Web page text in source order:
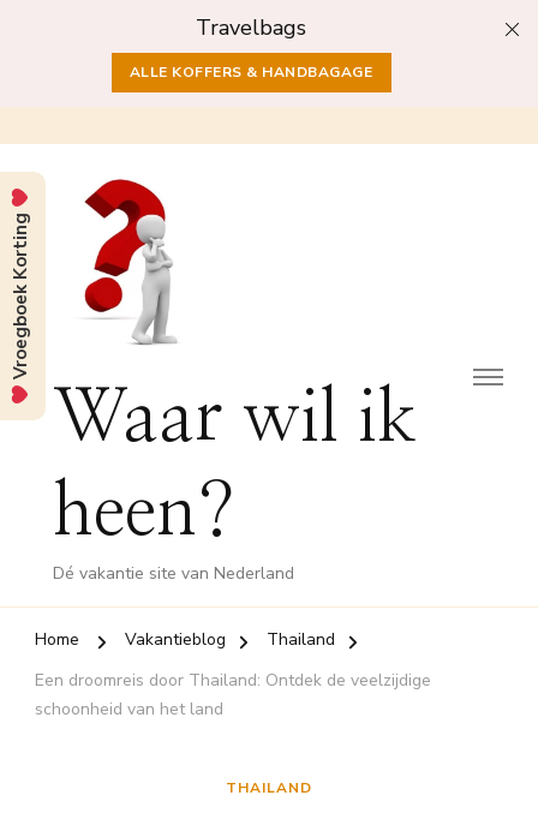
Travelbags
ALLE KOFFERS & HANDBAGAGE
Waar wil ik
heen?
Dé vakantie site van Nederland
Home Vakantieblog
Thailand
Een droomreis door Thailand: Ontdek de veelzijdige
schoonheid van het land
THAILAND
Vroegboek Korting